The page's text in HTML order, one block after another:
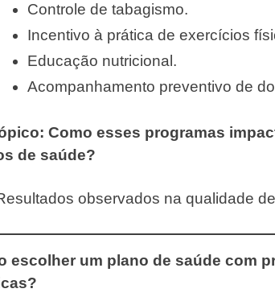
Controle de tabagismo.
Incentivo à prática de exercícios
Educação nutricional.
Acompanhamento preventivo de
Como esses programas
de saúde?
observados na qualidade
escolher um plano de saúde com